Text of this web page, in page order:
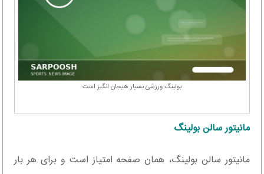
بولینگ ورزشی بسیار هیجان انگیز است
مانیتور سالن بولینگ
مانیتور سالن بولینگ، همان صفحه امتیاز است و برای هر بار